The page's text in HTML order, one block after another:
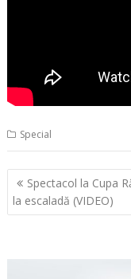
Special
Navigare
în
articole
Spectacol la Cupa
la escaladă (VIDEO)